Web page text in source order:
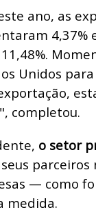
ano, as
4,37%
Unidos
completou.
o setor
— como
medida.